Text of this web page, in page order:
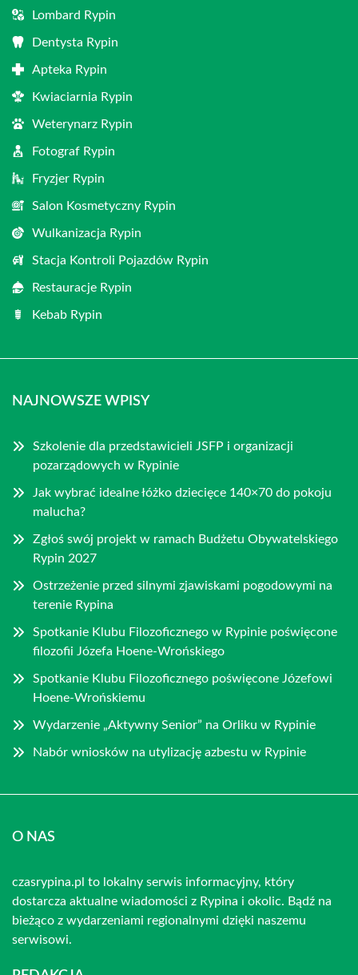
Lombard Rypin
Dentysta Rypin
Apteka Rypin
Kwiaciarnia Rypin
Weterynarz Rypin
Fotograf Rypin
Fryzjer Rypin
Salon Kosmetyczny Rypin
Wulkanizacja Rypin
Stacja Kontroli Pojazdów Rypin
Restauracje Rypin
Kebab Rypin
NAJNOWSZE WPISY
Szkolenie dla przedstawicieli JSFP i organizacji
pozarządowych w Rypinie
Jak wybrać idealne łóżko dziecięce 140×70 do pokoju
malucha?
Zgłoś swój projekt w ramach Budżetu Obywatelskiego
Rypin 2027
Ostrzeżenie przed silnymi zjawiskami pogodowymi na
terenie Rypina
Spotkanie Klubu Filozoficznego w Rypinie poświęcone
filozofii Józefa Hoene-Wrońskiego
Spotkanie Klubu Filozoficznego poświęcone Józefowi
Hoene-Wrońskiemu
Wydarzenie „Aktywny Senior” na Orliku w Rypinie
Nabór wniosków na utylizację azbestu w Rypinie
O NAS
czasrypina.pl to lokalny serwis informacyjny, który
dostarcza aktualne wiadomości z Rypina i okolic. Bądź na
bieżąco z wydarzeniami regionalnymi dzięki naszemu
serwisowi.